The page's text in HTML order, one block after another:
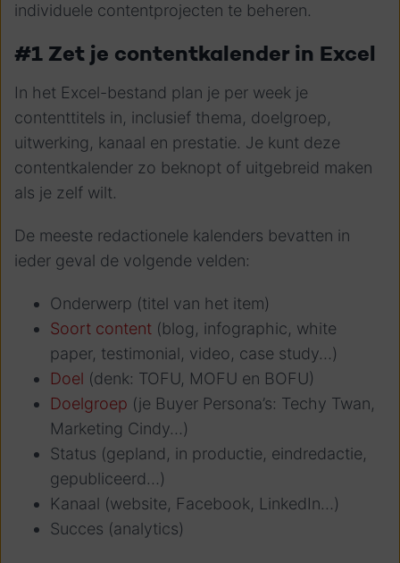
individuele contentprojecten te beheren.
#1 Zet je contentkalender in Excel
In het Excel-bestand plan je per week je
contenttitels in, inclusief thema, doelgroep,
uitwerking, kanaal en prestatie. Je kunt deze
contentkalender zo beknopt of uitgebreid maken
als je zelf wilt.
De meeste redactionele kalenders bevatten in
ieder geval de volgende velden:
Onderwerp (titel van het item)
Soort content (blog, infographic, white
paper, testimonial, video, case study…)
Doel (denk: TOFU, MOFU en BOFU)
Doelgroep (je Buyer Persona’s: Techy Twan,
Marketing Cindy…)
Status (gepland, in productie, eindredactie,
gepubliceerd…)
Kanaal (website, Facebook, LinkedIn…)
Succes (analytics)